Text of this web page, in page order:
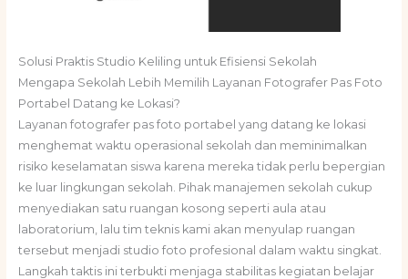
Solusi Praktis Studio Keliling untuk Efisiensi Sekolah
Mengapa Sekolah Lebih Memilih Layanan Fotografer Pas Foto
Portabel Datang ke Lokasi?
Layanan fotografer pas foto portabel yang datang ke lokasi
menghemat waktu operasional sekolah dan meminimalkan
risiko keselamatan siswa karena mereka tidak perlu bepergian
ke luar lingkungan sekolah. Pihak manajemen sekolah cukup
menyediakan satu ruangan kosong seperti aula atau
laboratorium, lalu tim teknis kami akan menyulap ruangan
tersebut menjadi studio foto profesional dalam waktu singkat.
Langkah taktis ini terbukti menjaga stabilitas kegiatan belajar